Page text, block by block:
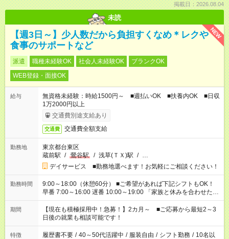
掲載日：2026.08.04
未読
NEW
【週3日～】少人数だから負担すくなめ＊レクや
食事のサポートなど
派遣 職種未経験OK 社会人未経験OK
ブランクOK
WEB登録・面接OK
給与
無資格未経験：時給1500円～ ■週払いOK ■扶養内OK ■日収
1万2000円以上
交通費別途支給あり
交通費 交通費全額支給
勤務地
東京都台東区
蔵前駅 / 鶯谷駅 / 浅草(ＴＸ)駅 / …
デイサービス ■勤務地選べます！お気軽にご相談ください！
勤務時間
9:00～18:00（休憩60分） ■ご希望があれば下記シフトもOK！
早番 7:00～16:00 遅番 10:00～19:00 「家族と休みを合わせた
い」 「余裕を持って夕飯の準備がしたい」 「できれば残業はし
たくない」 など、ご希望を教えてくださいね。 ※Wワーク希望
の方へ 今ご覧のお仕事で希望する勤務時間と、もう1つのお仕事
の勤務時間。 合計で週40時間を超える場合は応募できません。
期間
【現在も積極採用中！急募！】2カ月～ ■ご応募から最短2～3
日後の就業も相談可能です！
特徴 履歴書不要 / 40～50代活躍中 / 服装自由 / シフト勤務 / 10名以